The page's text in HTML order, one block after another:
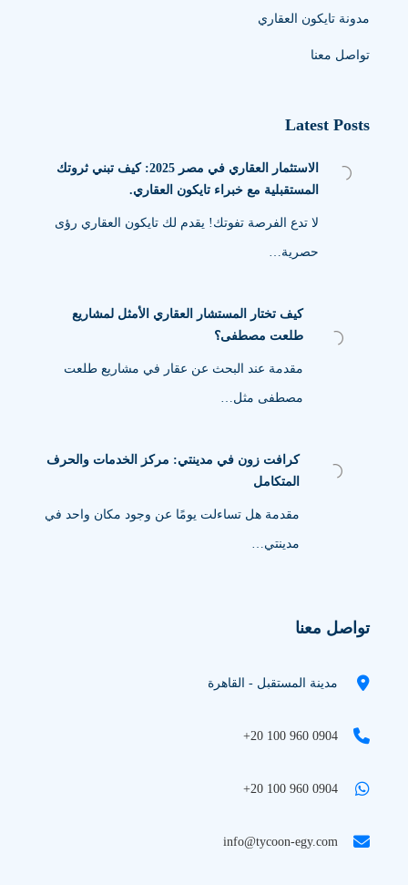
مدونة تايكون العقاري
تواصل معنا
Latest Posts
الاستثمار العقاري في مصر 2025: كيف تبني ثروتك
المستقبلية مع خبراء تايكون العقاري.
لا تدع الفرصة تفوتك! يقدم لك تايكون العقاري رؤى
حصرية…
كيف تختار المستشار العقاري الأمثل لمشاريع
طلعت مصطفى؟
مقدمة عند البحث عن عقار في مشاريع طلعت
مصطفى مثل…
كرافت زون في مدينتي: مركز الخدمات والحرف
المتكامل
مقدمة هل تساءلت يومًا عن وجود مكان واحد في
مدينتي…
تواصل معنا
مدينة المستقبل - القاهرة
+20 100 960 0904
+20 100 960 0904
info@tycoon-egy.com